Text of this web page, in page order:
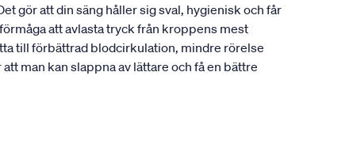
gör att din säng håller sig sval, hygienisk och får
att avlasta tryck från kroppens mest
till förbättrad blodcirkulation, mindre rörelse
man kan slappna av lättare och få en bättre